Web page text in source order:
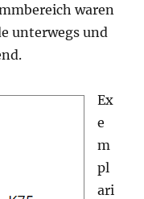
waren
unterwegs und
Ex
e
m
pl
ari